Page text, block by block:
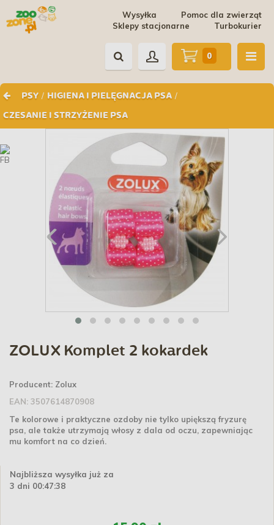
Pomoc dla zwierząt
Wysyłka
Turbokurier
Sklepy stacjonarne
PSY / HIGIENA I PIELĘGNACJA PSA /
CZESANIE I STRZYŻENIE PSA
0
ZOLUX Komplet 2 kokardek
Producent: Zolux
EAN: 3507614870908
Te kolorowe i praktyczne ozdoby nie tylko upiększą fryzurę
psa, ale także utrzymają włosy z dala od oczu, zapewniając
mu komfort na co dzień.
Najbliższa wysyłka już za
3 dni 00:47:38